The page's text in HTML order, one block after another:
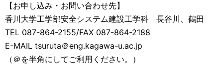
【お申し込み・お問い合わせ先】
香川大学工学部安全システム建設工学科 長谷川、鶴田
TEL 087-864-2155/FAX 087-864-2188
E-MAIL tsuruta＠eng.kagawa-u.ac.jp
（＠を半角にしてご利用ください。）